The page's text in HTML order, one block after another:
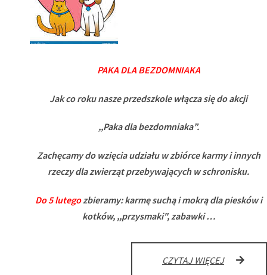
PAKA DLA BEZDOMNIAKA
Jak co roku nasze przedszkole włącza się do akcji
,,Paka dla bezdomniaka”.
Zachęcamy do wzięcia udziału w zbiórce karmy i innych
rzeczy dla zwierząt przebywających w schronisku.
Do 5 lutegozbieramy: karmę suchą i mokrą dla piesków i
kotków, ,,przysmaki", zabawki …
CZYTAJ WIĘCEJZBIÓRKA